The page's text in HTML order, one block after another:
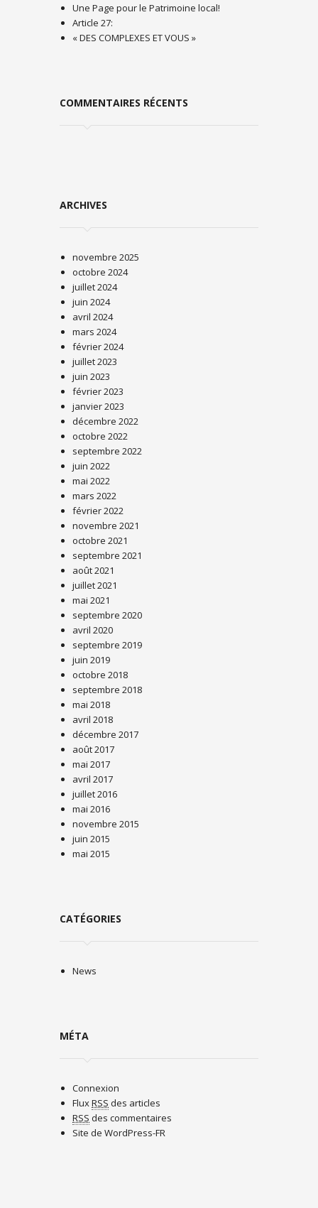
Une Page pour le Patrimoine local!
Article 27:
« DES COMPLEXES ET VOUS »
COMMENTAIRES RÉCENTS
ARCHIVES
novembre 2025
octobre 2024
juillet 2024
juin 2024
avril 2024
mars 2024
février 2024
juillet 2023
juin 2023
février 2023
janvier 2023
décembre 2022
octobre 2022
septembre 2022
juin 2022
mai 2022
mars 2022
février 2022
novembre 2021
octobre 2021
septembre 2021
août 2021
juillet 2021
mai 2021
septembre 2020
avril 2020
septembre 2019
juin 2019
octobre 2018
septembre 2018
mai 2018
avril 2018
décembre 2017
août 2017
mai 2017
avril 2017
juillet 2016
mai 2016
novembre 2015
juin 2015
mai 2015
CATÉGORIES
News
MÉTA
Connexion
FluxRSS des articles
RSS des commentaires
Site de WordPress-FR